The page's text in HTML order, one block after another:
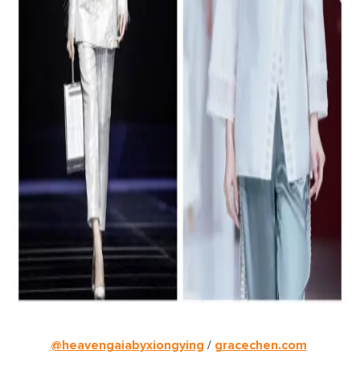
@heavengaiabyxiongying / gracechen.com